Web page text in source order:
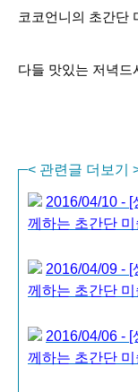
코코언니의 초간단
다들 맛있는 저녁드
< 관련글 더보기
2016/04/10 - [
께하는 초간단
2016/04/09 - [
께하는 초간단
2016/04/06 - [
께하는 초간단